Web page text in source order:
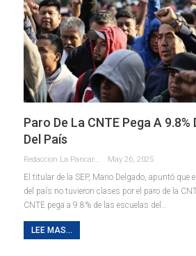
Paro De La CNTE Pega A 9.8%
Del País
May 26, 2025
El titular de la SEP, Mario Delgado, apuntó que
del país no tuvieron clases por el paro de la
CNTE pega a 9.8% de las escuelas del…
LEE MAS...